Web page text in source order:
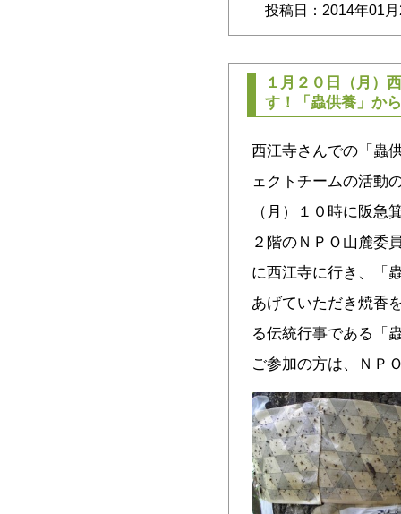
投稿日：2014年01
１月２０日（月）
す！「蟲供養」か
西江寺さんでの「蟲
ェクトチームの活動
（月）１０時に阪急
２階のＮＰＯ山麓委
に西江寺に行き、「
あげていただき焼香
る伝統行事である「
ご参加の方は、ＮＰ